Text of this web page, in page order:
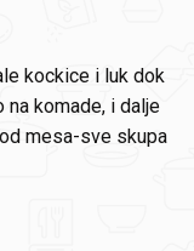
kockice i luk dok
na komade, i dalje
mesa-sve skupa